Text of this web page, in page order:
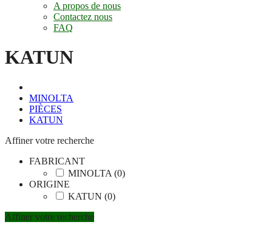
A propos de nous
Contactez nous
FAQ
KATUN
MINOLTA
PIÈCES
KATUN
Affiner votre recherche
FABRICANT
MINOLTA (0)
ORIGINE
KATUN (0)
Affiner votre recherche